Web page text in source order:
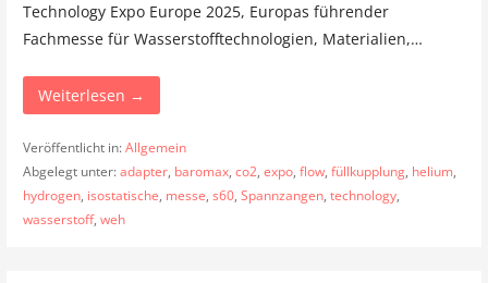
Technology Expo Europe 2025, Europas führender
Fachmesse für Wasserstofftechnologien, Materialien,…
Weiterlesen →
Veröffentlicht in:Allgemein
Abgelegt unter:adapter, baromax, co2, expo, flow, füllkupplung, helium,
hydrogen, isostatische, messe, s60, Spannzangen, technology,
wasserstoff, weh